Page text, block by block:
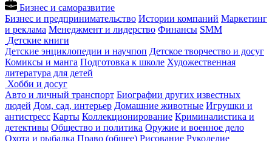
Бизнес и саморазвитие
Бизнес и предпринимательство Истории компаний Маркетинг
и реклама Менеджмент и лидерство Финансы SMM
Детские книги
Детские энциклопедии и научпоп Детское творчество и досуг
Комиксы и манга Подготовка к школе Художественная
литература для детей
Хобби и досуг
Авто и личный транспорт Биографии других известных
людей Дом, сад, интерьер Домашние животные Игрушки и
антистресс Карты Коллекционирование Криминалистика и
детективы Общество и политика Оружие и военное дело
Охота и рыбалка Право (общее) Рисование Рукоделие